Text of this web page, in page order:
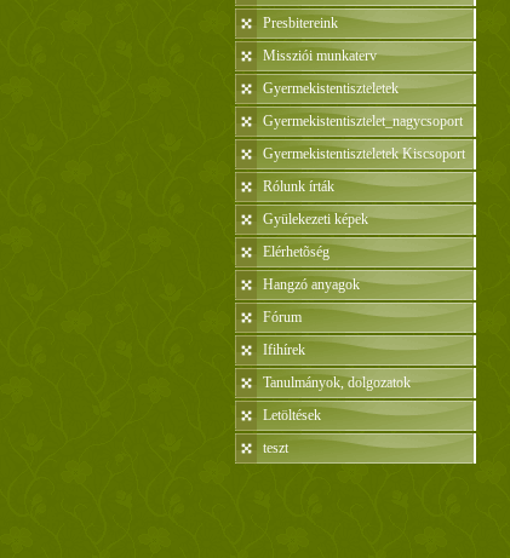
Presbitereink
Missziói munkaterv
Gyermekistentiszteletek
Gyermekistentisztelet_nagycsoport
Gyermekistentiszteletek Kiscsoport
Rólunk írták
Gyülekezeti képek
Elérhetõség
Hangzó anyagok
Fórum
Ifihírek
Tanulmányok, dolgozatok
Letöltések
teszt